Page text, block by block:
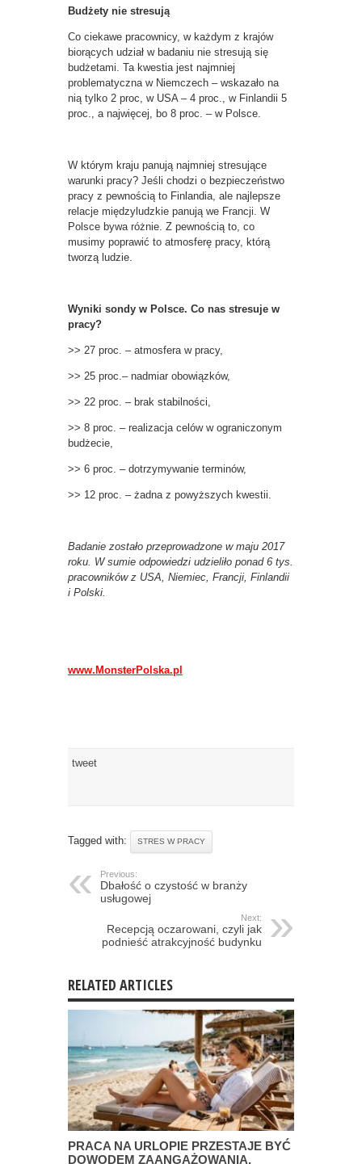
Budżety nie stresują
Co ciekawe pracownicy, w każdym z krajów
biorących udział w badaniu nie stresują się
budżetami. Ta kwestia jest najmniej
problematyczna w Niemczech – wskazało na
nią tylko 2 proc, w USA – 4 proc., w Finlandii 5
proc., a najwięcej, bo 8 proc. – w Polsce.
W którym kraju panują najmniej stresujące
warunki pracy? Jeśli chodzi o bezpieczeństwo
pracy z pewnością to Finlandia, ale najlepsze
relacje międzyludzkie panują we Francji. W
Polsce bywa różnie. Z pewnością to, co
musimy poprawić to atmosferę pracy, którą
tworzą ludzie.
Wyniki sondy w Polsce. Co nas stresuje w
pracy?
>> 27 proc. – atmosfera w pracy,
>> 25 proc.– nadmiar obowiązków,
>> 22 proc. – brak stabilności,
>> 8 proc. – realizacja celów w ograniczonym
budżecie,
>> 6 proc. – dotrzymywanie terminów,
>> 12 proc. – żadna z powyższych kwestii.
Badanie zostało przeprowadzone w maju 2017
roku. W sumie odpowiedzi udzieliło ponad 6 tys.
pracowników z USA, Niemiec, Francji, Finlandii
i Polski.
www.MonsterPolska.pl
tweet
Tagged with: STRES W PRACY
Previous:
Dbałość o czystość w branży
usługowej
Next:
Recepcją oczarowani, czyli jak
podnieść atrakcyjność budynku
RELATED ARTICLES
PRACA NA URLOPIE PRZESTAJE BYĆ
DOWODEM ZAANGAŻOWANIA.